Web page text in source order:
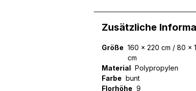
Zusätzliche
Größe 160 x 220 cm / 80 x
cm
Material Polypropylen
Farbe bunt
Florhöhe 9